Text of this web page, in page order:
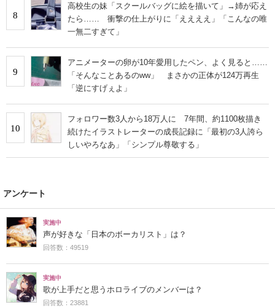
8
高校生の妹「スクールバッグに絵を描いて」→姉が応え
たら…… 衝撃の仕上がりに「ええええ」「こんなの唯
一無二すぎて」
9
アニメーターの卵が10年愛用したペン、よく見ると……
「そんなことあるのww」 まさかの正体が124万再生
「逆にすげぇよ」
10
フォロワー数3人から18万人に 7年間、約1100枚描き
続けたイラストレーターの成長記録に「最初の3人誇ら
しいやろなあ」「シンプル尊敬する」
アンケート
実施中
声が好きな「日本のボーカリスト」は？
回答数：49519
実施中
歌が上手だと思うホロライブのメンバーは？
回答数：23881